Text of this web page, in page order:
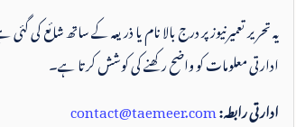
یہ تحریر تعمیرنیوز پر درج بالا نام یا ذریعہ کے ساتھ شائع کی
ادارتی معلومات کو واضح رکھنے کی کوشش کرتا ہے۔
ادارتی رابطہ:contact@taemeer.com